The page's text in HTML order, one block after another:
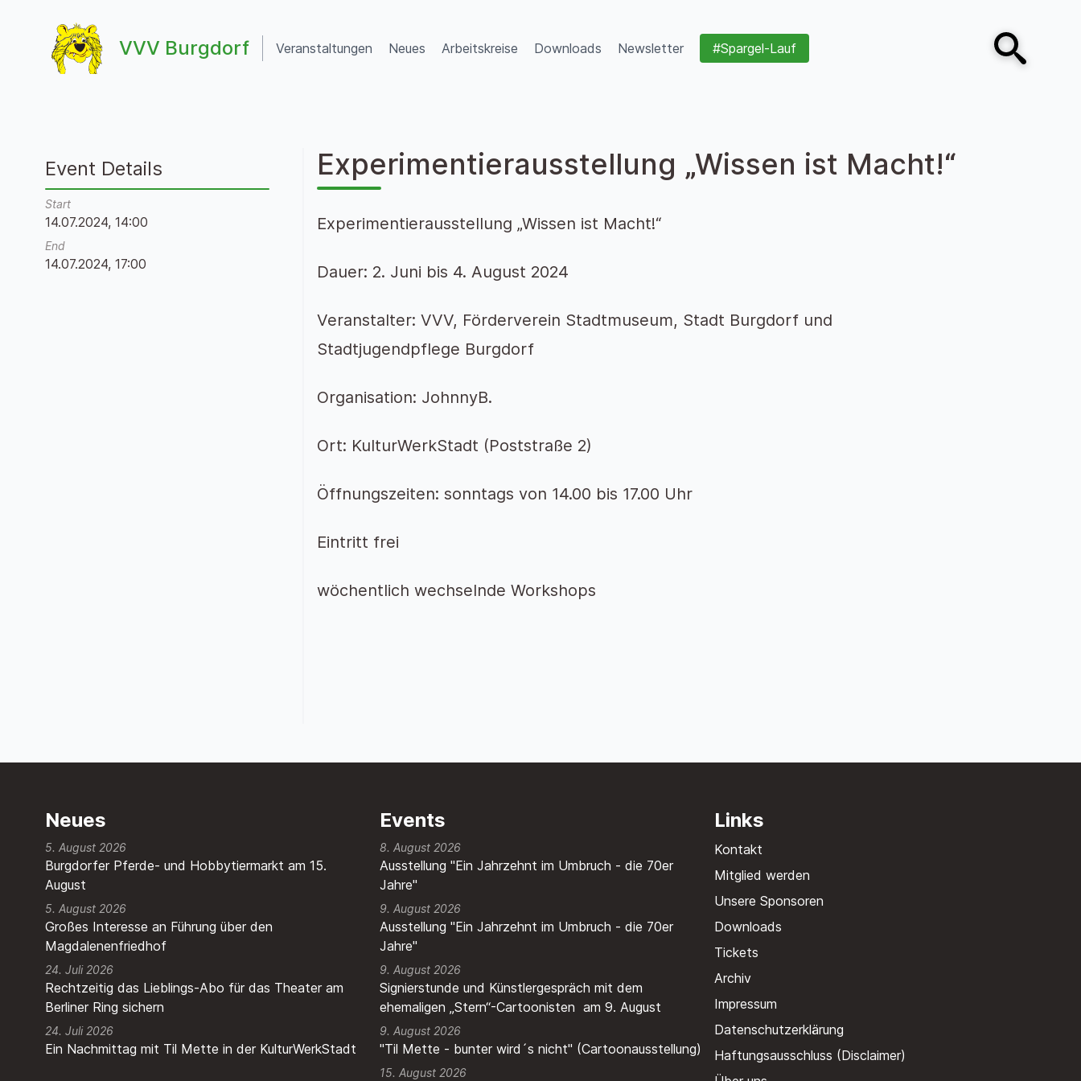
VVV Burgdorf
VVV Burgdorf
Veranstaltungen Neues Arbeitskreise Downloads Newsletter #Spargel-Lauf
Open search
Experimentierausstellung „Wissen ist Macht!“
Experimentierausstellung „Wissen ist Macht!“
Dauer: 2. Juni bis 4. August 2024
Veranstalter: VVV, Förderverein Stadtmuseum, Stadt Burgdorf und
Stadtjugendpflege Burgdorf
Organisation: JohnnyB.
Ort: KulturWerkStadt (Poststraße 2)
Öffnungszeiten: sonntags von 14.00 bis 17.00 Uhr
Eintritt frei
wöchentlich wechselnde Workshops
Event Details
Start
14.07.2024, 14:00
End
14.07.2024, 17:00
Neues
Burgdorfer Pferde- und Hobbytiermarkt am 15.
August
5. August 2026
Großes Interesse an Führung über den
Magdalenenfriedhof
5. August 2026
Rechtzeitig das Lieblings-Abo für das Theater am
Berliner Ring sichern
24. Juli 2026
Ein Nachmittag mit Til Mette in der KulturWerkStadt
24. Juli 2026
Events
8. August 2026
Ausstellung "Ein Jahrzehnt im Umbruch - die 70er
Jahre"
9. August 2026
Ausstellung "Ein Jahrzehnt im Umbruch - die 70er
Jahre"
9. August 2026
Signierstunde und Künstlergespräch mit dem
ehemaligen „Stern“-Cartoonisten am 9. August
9. August 2026
"Til Mette - bunter wird´s nicht" (Cartoonausstellung)
15. August 2026
Links
Kontakt
Mitglied werden
Unsere Sponsoren
Downloads
Tickets
Archiv
Impressum
Datenschutzerklärung
Haftungsausschluss (Disclaimer)